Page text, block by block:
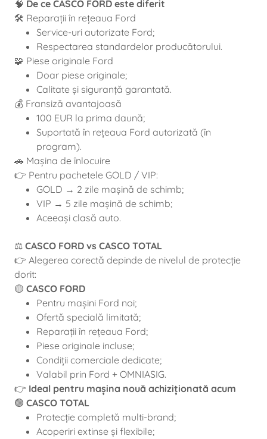
🧠 De ce CASCO FORD este diferit
🛠️ Reparații în rețeaua Ford
Service-uri autorizate Ford;
Respectarea standardelor producătorului.
🧩 Piese originale Ford
Doar piese originale;
Calitate și siguranță garantată.
💰 Fransiză avantajoasă
100 EUR la prima daună;
Suportată în rețeaua Ford autorizată (în
program).
🚗 Mașina de înlocuire
👉 Pentru pachetele GOLD / VIP:
GOLD → 2 zile mașină de schimb;
VIP → 5 zile mașină de schimb;
Aceeași clasă auto.
⚖️ CASCO FORD vs CASCO TOTAL
👉 Alegerea corectă depinde de nivelul de protecție
dorit:
🟡 CASCO FORD
Pentru mașini Ford noi;
Ofertă specială limitată;
Reparații în rețeaua Ford;
Piese originale incluse;
Condiții comerciale dedicate;
Valabil prin Ford + OMNIASIG.
👉 Ideal pentru mașina nouă achiziționată acum
🟢 CASCO TOTAL
Protecție completă multi-brand;
Acoperiri extinse și flexibile;